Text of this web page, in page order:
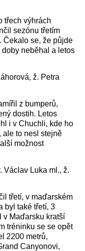
třech výhrách
sezónu třetím
Čekalo se, že půjde
neběhal a letos
ž. Petra
z bumperů,
dostih. Letos
i v Chuchli, kde ho
ale to nesl stejně
možnost
Václav Luka ml., ž.
třetí, v maďarském
byl také třetí, 3
v Maďarsku kratší
tréninku se se opět
2200 metrů,
Canyonovi,